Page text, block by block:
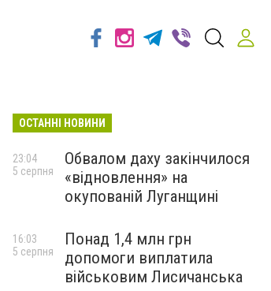
ОСТАННІ НОВИНИ
Обвалом даху закінчилося
«відновлення» на
окупованій Луганщині
23:04
5 серпня
Понад 1,4 млн грн
допомоги виплатила
військовим Лисичанська
16:03
5 серпня